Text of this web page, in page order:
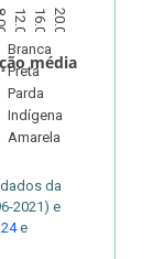
12.000 16.000 20.000
Branca
Preta
Parda
Indígena
Amarela
média (R$)
da
2021) e
e